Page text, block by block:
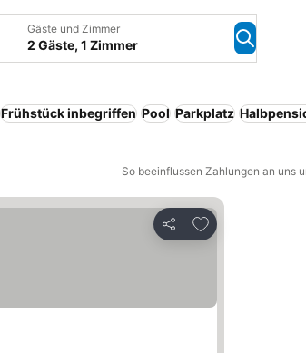
Gäste und Zimmer
2 Gäste, 1 Zimmer
Frühstück inbegriffen Pool Parkplatz
So beeinflussen Zahlungen an uns
Teilen
Zu Favoriten